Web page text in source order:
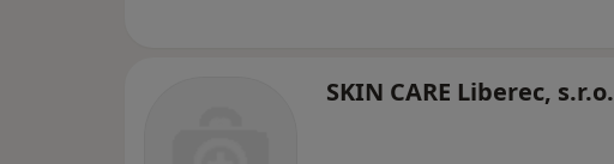
SKIN CARE Liberec, s.r.o.